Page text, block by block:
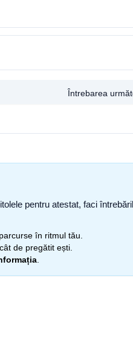
Întrebarea
pentru atestat, faci
în ritmul tău.
de pregătit ești.